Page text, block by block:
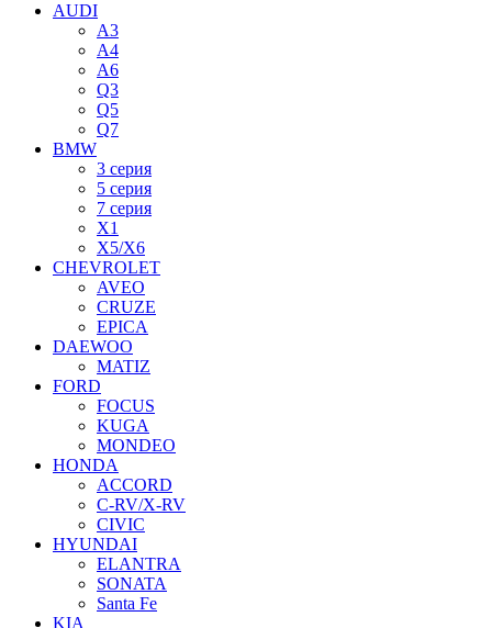
AUDI
A3
A4
A6
Q3
Q5
Q7
BMW
3 серия
5 серия
7 серия
X1
X5/X6
CHEVROLET
AVEO
CRUZE
EPICA
DAEWOO
MATIZ
FORD
FOCUS
KUGA
MONDEO
HONDA
ACCORD
C-RV/X-RV
CIVIC
HYUNDAI
ELANTRA
SONATA
Santa Fe
KIA